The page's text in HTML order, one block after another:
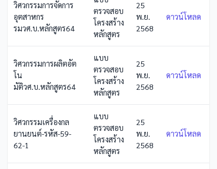
วิศวกรรมการจัดการ
อุตสาหกร
รมวศ.บ.หลักสูตร64
ตรวจสอบ
โครงสร้าง
หลักสูตร
25
พ.ย.
2568
ดาวน์โหลด
วิศวกรรมการผลิตอัต
โน
มัติวศ.บ.หลักสูตร64
แบบ
ตรวจสอบ
โครงสร้าง
หลักสูตร
25
พ.ย.
2568
ดาวน์โหลด
วิศวกรรมเครื่องกล
ยานยนต์-รหัส-59-
62-1
แบบ
ตรวจสอบ
โครงสร้าง
หลักสูตร
25
พ.ย.
2568
ดาวน์โหลด